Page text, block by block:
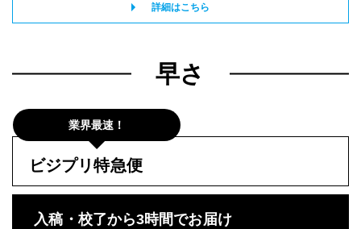
詳細はこちら
早さ
業界最速！
ビジプリ特急便
入稿・校了から3時間でお届け